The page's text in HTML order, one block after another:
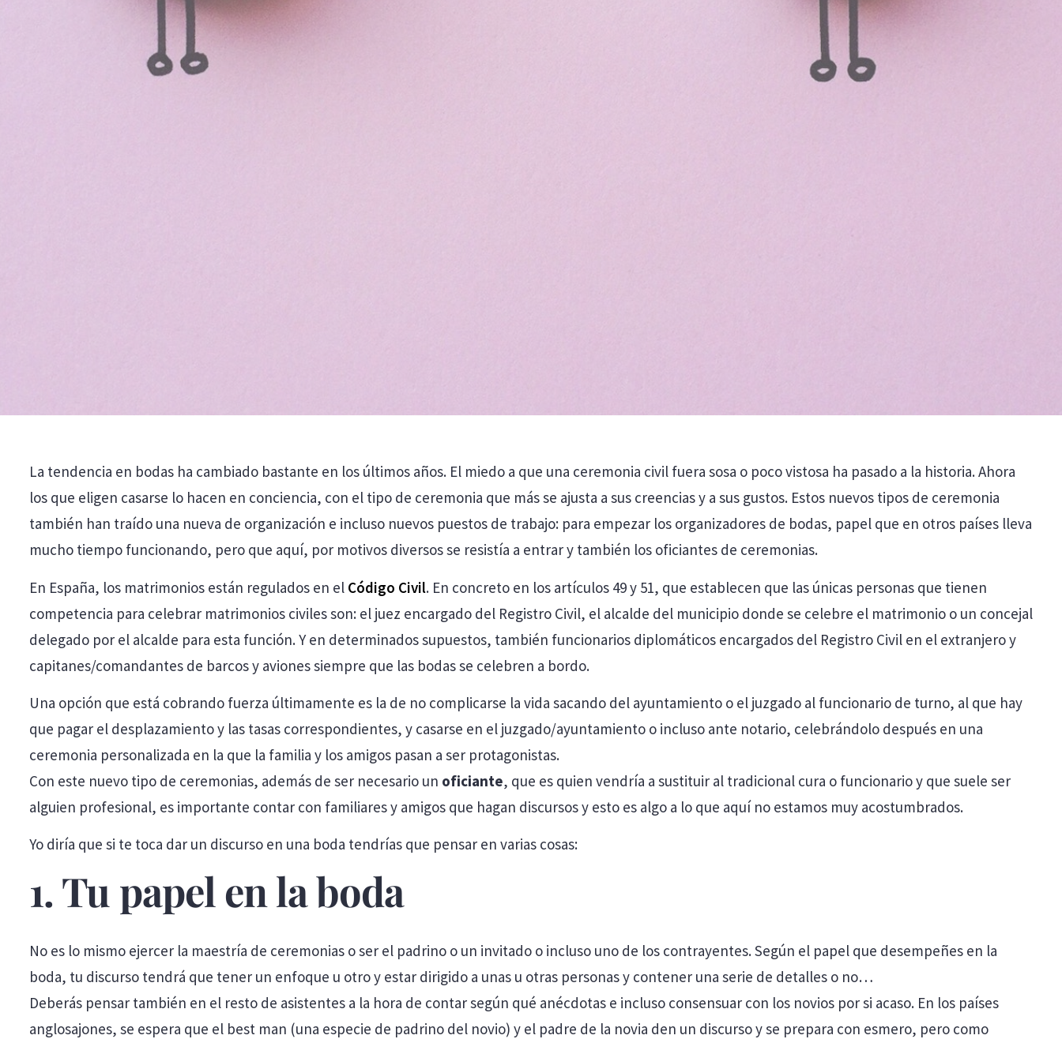
La tendencia en bodas ha cambiado bastante en los últimos años. El miedo a que una ceremonia civil fuera sosa o poco vistosa ha pasado a la historia. Ahora
los que eligen casarse lo hacen en conciencia, con el tipo de ceremonia que más se ajusta a sus creencias y a sus gustos. Estos nuevos tipos de ceremonia
también han traído una nueva de organización e incluso nuevos puestos de trabajo: para empezar los organizadores de bodas, papel que en otros países lleva
mucho tiempo funcionando, pero que aquí, por motivos diversos se resistía a entrar y también los oficiantes de ceremonias.
En España, los matrimonios están regulados en el Código Civil. En concreto en los artículos 49 y 51, que establecen que las únicas personas que tienen
competencia para celebrar matrimonios civiles son: el juez encargado del Registro Civil, el alcalde del municipio donde se celebre el matrimonio o un concejal
delegado por el alcalde para esta función. Y en determinados supuestos, también funcionarios diplomáticos encargados del Registro Civil en el extranjero y
capitanes/comandantes de barcos y aviones siempre que las bodas se celebren a bordo.
Una opción que está cobrando fuerza últimamente es la de no complicarse la vida sacando del ayuntamiento o el juzgado al funcionario de turno, al que hay
que pagar el desplazamiento y las tasas correspondientes, y casarse en el juzgado/ayuntamiento o incluso ante notario, celebrándolo después en una
ceremonia personalizada en la que la familia y los amigos pasan a ser protagonistas.
Con este nuevo tipo de ceremonias, además de ser necesario un oficiante, que es quien vendría a sustituir al tradicional cura o funcionario y que suele ser
alguien profesional, es importante contar con familiares y amigos que hagan discursos y esto es algo a lo que aquí no estamos muy acostumbrados.
Yo diría que si te toca dar un discurso en una boda tendrías que pensar en varias cosas:
1. Tu papel en la boda
No es lo mismo ejercer la maestría de ceremonias o ser el padrino o un invitado o incluso uno de los contrayentes. Según el papel que desempeñes en la
boda, tu discurso tendrá que tener un enfoque u otro y estar dirigido a unas u otras personas y contener una serie de detalles o no…
Deberás pensar también en el resto de asistentes a la hora de contar según qué anécdotas e incluso consensuar con los novios por si acaso. En los países
anglosajones, se espera que el best man (una especie de padrino del novio) y el padre de la novia den un discurso y se prepara con esmero, pero como